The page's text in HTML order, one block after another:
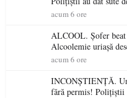
permis într-o singură zi
acum 6 ore
ALCOOL. Șofer
Alcoolemie uriașă
acum 6 ore
INCONȘTIENȚĂ.
fără permis! Polițiștii